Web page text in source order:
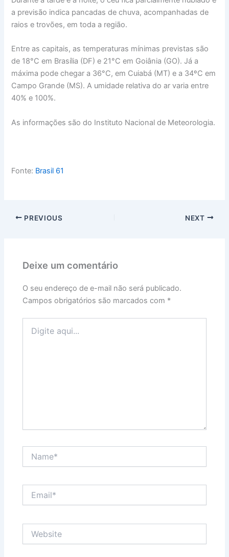
a previsão indica pancadas de chuva, acompanhadas de
raios e trovões, em toda a região.
Entre as capitais, as temperaturas mínimas previstas são
de 18°C em Brasília (DF) e 21°C em Goiânia (GO). Já a
máxima pode chegar a 36°C, em Cuiabá (MT) e a 34ºC em
Campo Grande (MS). A umidade relativa do ar varia entre
40% e 100%.
As informações são do Instituto Nacional de Meteorologia.
Fonte: Brasil 61
PREVIOUS NEXT
Deixe um comentário
O seu endereço de e-mail não será publicado.
Campos obrigatórios são marcados com *
aqui...